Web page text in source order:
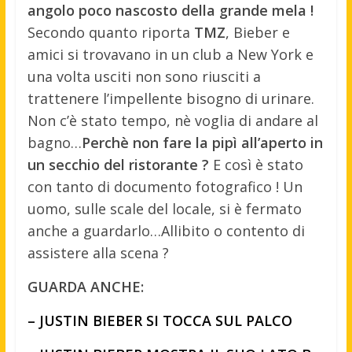
angolo poco nascosto della grande mela !
Secondo quanto riporta TMZ, Bieber e
amici si trovavano in un club a New York e
una volta usciti non sono riusciti a
trattenere l’impellente bisogno di urinare.
Non c’è stato tempo, nè voglia di andare al
bagno…Perchè non fare la pipì all’aperto in
un secchio del ristorante ? E così è stato
con tanto di documento fotografico ! Un
uomo, sulle scale del locale, si è fermato
anche a guardarlo…Allibito o contento di
assistere alla scena ?
GUARDA ANCHE:
– JUSTIN BIEBER SI TOCCA SUL PALCO